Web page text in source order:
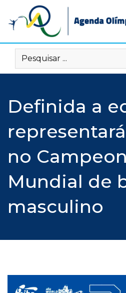
content
Definida a
no
Mundial de
masculino